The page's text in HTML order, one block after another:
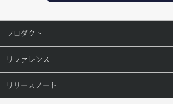
ボリューム削除
ボリューム更新
ボリューム詳細一覧取得
サーバープラン一覧取得
サーバープラン変更
サーバープラン詳細一覧取得
メンバー更新
メンバー詳細取得
オブジェクト複製
オブジェクト詳細取得
コンテナ一覧取得
コンテナ作成
レコード更新
レコード詳細取得
プロダクト
プロダクトトップ
ConoHa VPS(Ver.3.0)
リファレンス
リファレンストップ
リリースノート